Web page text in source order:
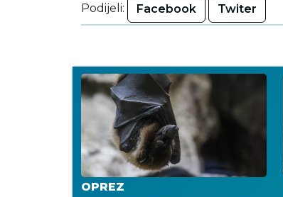
Podijeli: Facebook Twiter
OPREZ